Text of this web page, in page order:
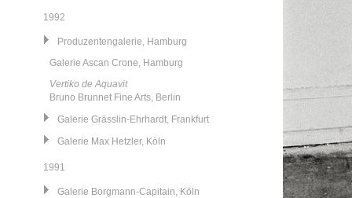
1992
Produzentengalerie, Hamburg
Galerie Ascan Crone, Hamburg
Vertiko de Aquavit
Bruno Brunnet Fine Arts, Berlin
Galerie Grässlin-Ehrhardt, Frankfurt
Galerie Max Hetzler, Köln
1991
Galerie Borgmann-Capitain, Köln